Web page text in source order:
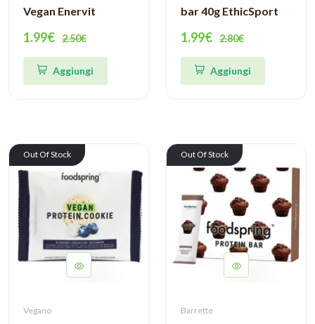
Vegan Enervit
1.99€ 2.50€
Aggiungi
bar 40g EthicSport
1.99€ 2.80€
Aggiungi
Out Of Stock
Vegano
Out Of Stock
Barrette